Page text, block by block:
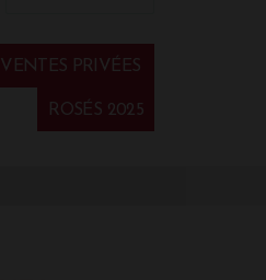
ROSÉS 2025
VENTES PRIVÉES